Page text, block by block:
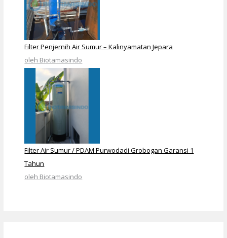
Filter Penjernih Air Sumur – Kalinyamatan Jepara
oleh Biotamasindo
Filter Air Sumur / PDAM Purwodadi Grobogan Garansi 1
Tahun
oleh Biotamasindo